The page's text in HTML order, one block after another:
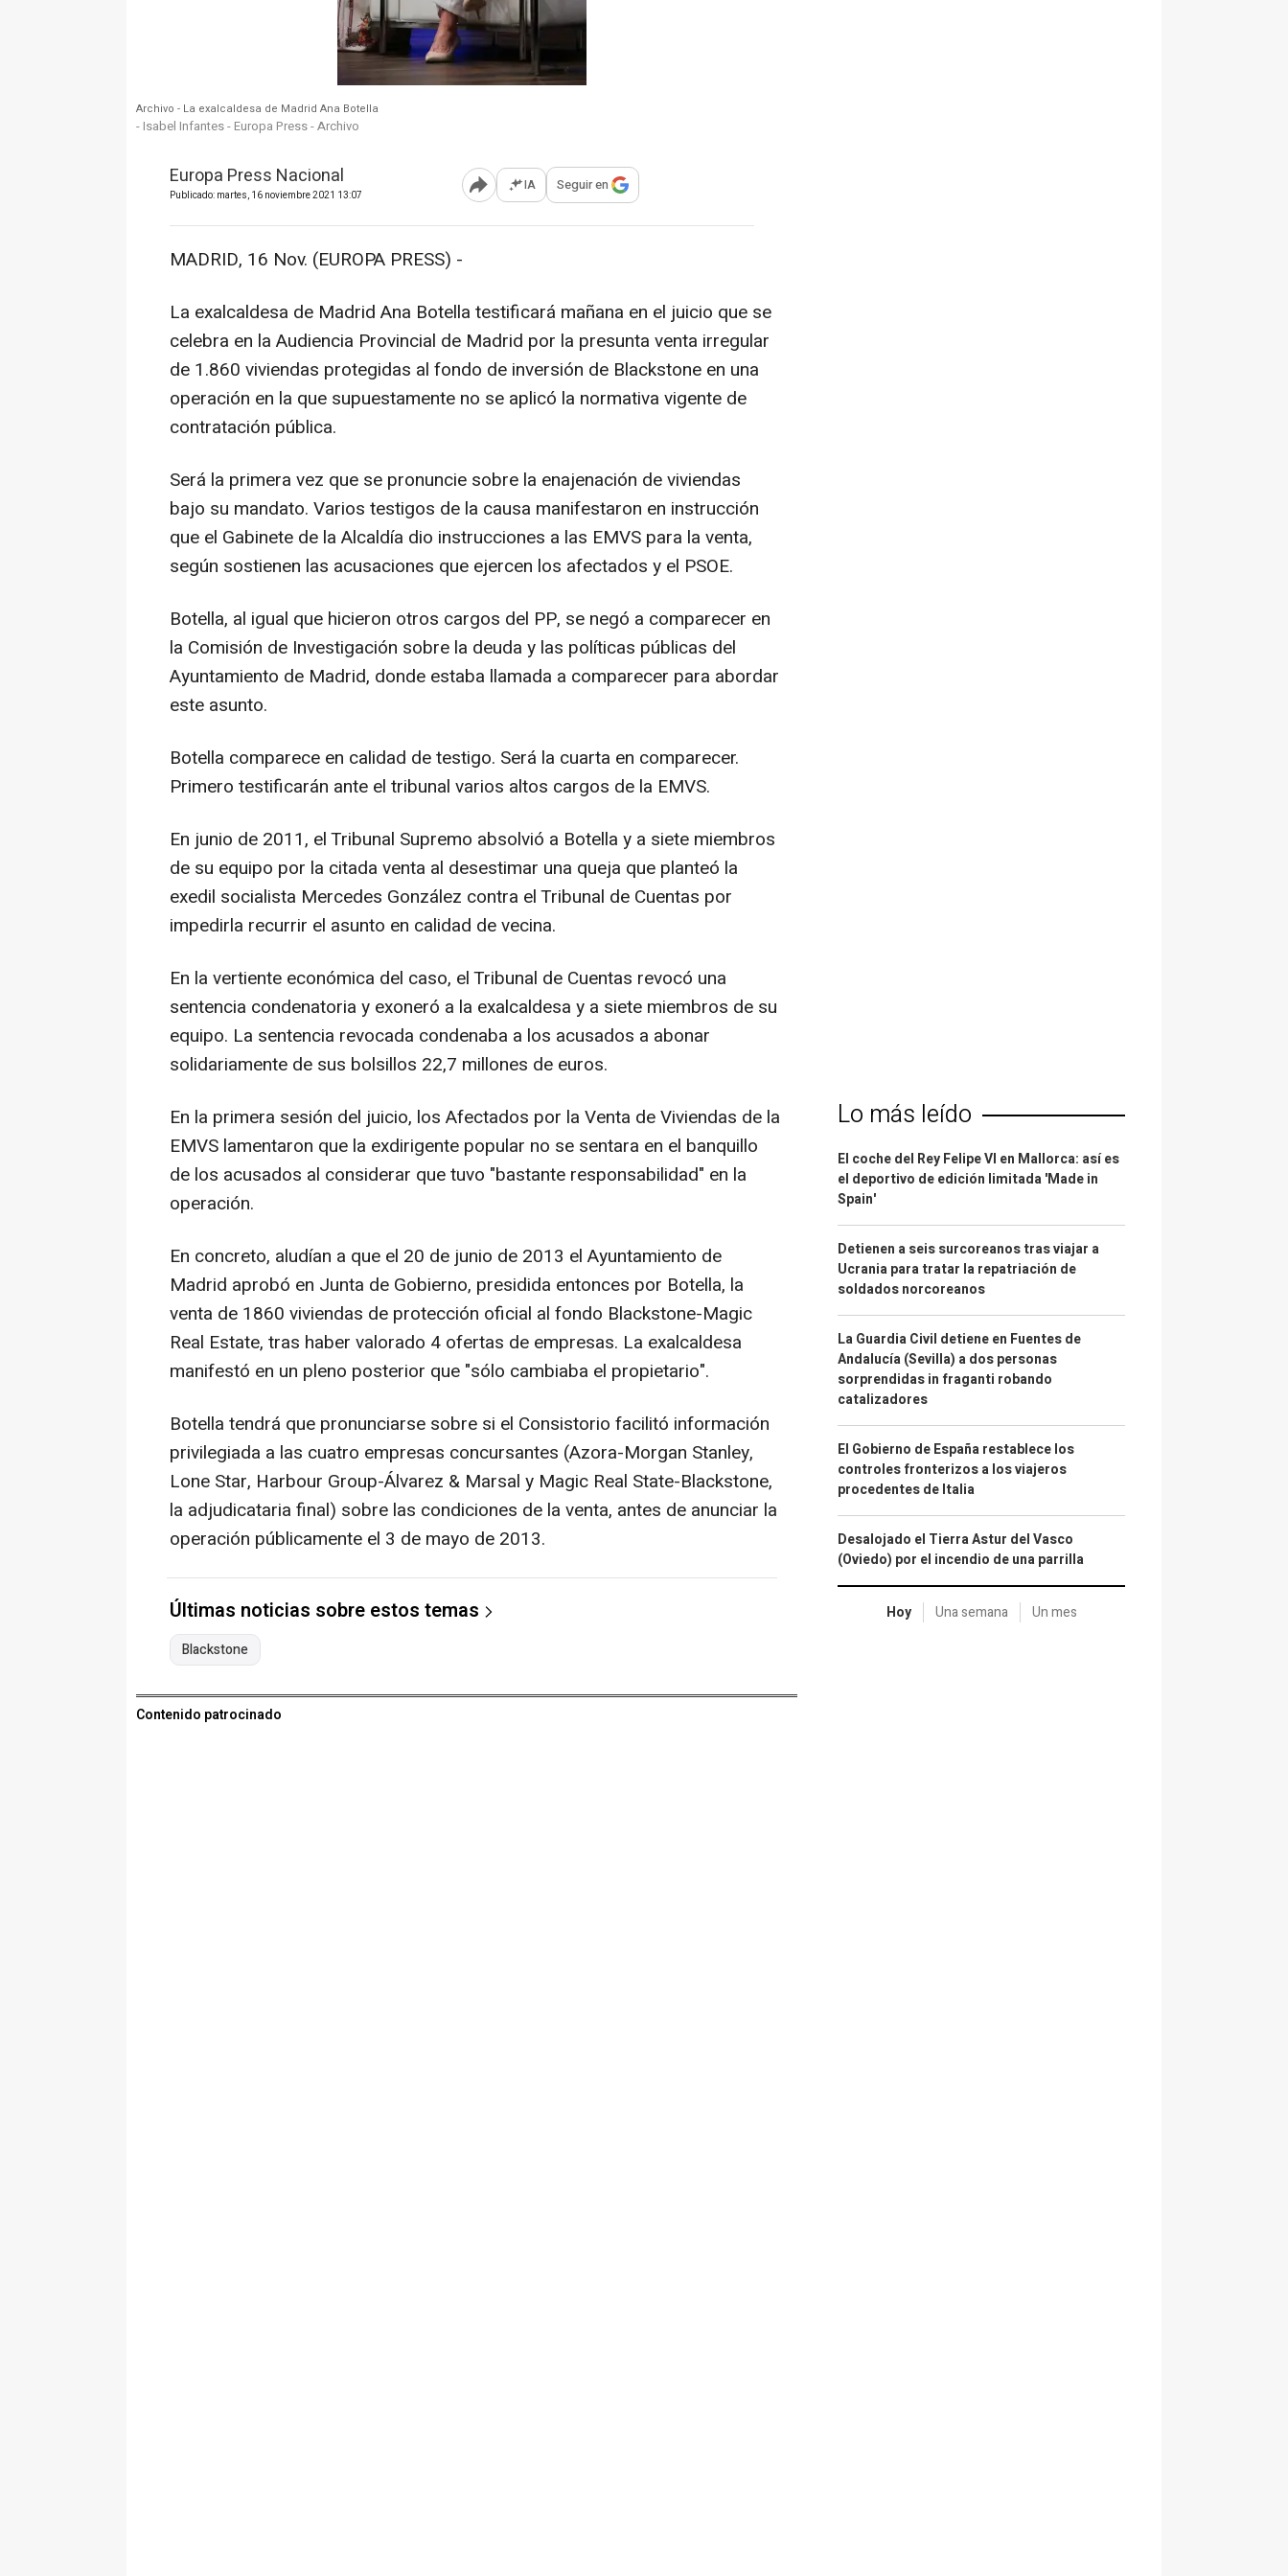
Archivo - La exalcaldesa de Madrid Ana Botella
- Isabel Infantes - Europa Press - Archivo
Europa Press Nacional
Publicado: martes, 16 noviembre 2021 13:07 Abrir opciones para compartir
IA Seguir en
MADRID, 16 Nov. (EUROPA PRESS) -
La exalcaldesa de Madrid Ana Botella testificará mañana en el juicio que se
celebra en la Audiencia Provincial de Madrid por la presunta venta irregular
de 1.860 viviendas protegidas al fondo de inversión de Blackstone en una
operación en la que supuestamente no se aplicó la normativa vigente de
contratación pública.
Será la primera vez que se pronuncie sobre la enajenación de viviendas
bajo su mandato. Varios testigos de la causa manifestaron en instrucción
que el Gabinete de la Alcaldía dio instrucciones a las EMVS para la venta,
según sostienen las acusaciones que ejercen los afectados y el PSOE.
Botella, al igual que hicieron otros cargos del PP, se negó a comparecer en
la Comisión de Investigación sobre la deuda y las políticas públicas del
Ayuntamiento de Madrid, donde estaba llamada a comparecer para abordar
este asunto.
Botella comparece en calidad de testigo. Será la cuarta en comparecer.
Primero testificarán ante el tribunal varios altos cargos de la EMVS.
En junio de 2011, el Tribunal Supremo absolvió a Botella y a siete miembros
de su equipo por la citada venta al desestimar una queja que planteó la
exedil socialista Mercedes González contra el Tribunal de Cuentas por
impedirla recurrir el asunto en calidad de vecina.
En la vertiente económica del caso, el Tribunal de Cuentas revocó una
sentencia condenatoria y exoneró a la exalcaldesa y a siete miembros de su
equipo. La sentencia revocada condenaba a los acusados a abonar
solidariamente de sus bolsillos 22,7 millones de euros.
En la primera sesión del juicio, los Afectados por la Venta de Viviendas de la
EMVS lamentaron que la exdirigente popular no se sentara en el banquillo
de los acusados al considerar que tuvo "bastante responsabilidad" en la
operación.
En concreto, aludían a que el 20 de junio de 2013 el Ayuntamiento de
Madrid aprobó en Junta de Gobierno, presidida entonces por Botella, la
venta de 1860 viviendas de protección oficial al fondo Blackstone-Magic
Real Estate, tras haber valorado 4 ofertas de empresas. La exalcaldesa
manifestó en un pleno posterior que "sólo cambiaba el propietario".
Botella tendrá que pronunciarse sobre si el Consistorio facilitó información
privilegiada a las cuatro empresas concursantes (Azora-Morgan Stanley,
Lone Star, Harbour Group-Álvarez & Marsal y Magic Real State-Blackstone,
la adjudicataria final) sobre las condiciones de la venta, antes de anunciar la
operación públicamente el 3 de mayo de 2013.
Últimas noticias sobre estos temas
Blackstone
Contenido patrocinado
Lo más leído
El coche del Rey Felipe VI en Mallorca: así es
el deportivo de edición limitada 'Made in
Spain'
Detienen a seis surcoreanos tras viajar a
Ucrania para tratar la repatriación de
soldados norcoreanos
La Guardia Civil detiene en Fuentes de
Andalucía (Sevilla) a dos personas
sorprendidas in fraganti robando
catalizadores
El Gobierno de España restablece los
controles fronterizos a los viajeros
procedentes de Italia
Desalojado el Tierra Astur del Vasco
(Oviedo) por el incendio de una parrilla
Hoy Una semana Un mes